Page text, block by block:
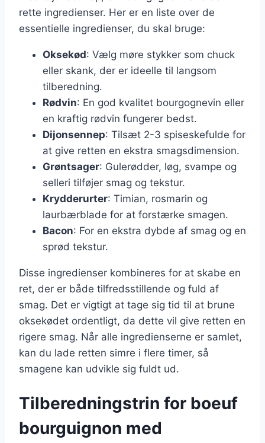
rette ingredienser. Her er en liste over de
essentielle ingredienser, du skal bruge:
Oksekød: Vælg møre stykker som chuck
eller skank, der er ideelle til langsom
tilberedning.
Rødvin: En god kvalitet bourgognevin eller
en kraftig rødvin fungerer bedst.
Dijonsennep: Tilsæt 2-3 spiseskefulde for
at give retten en ekstra smagsdimension.
Grøntsager: Gulerødder, løg, svampe og
selleri tilføjer smag og tekstur.
Krydderurter: Timian, rosmarin og
laurbærblade for at forstærke smagen.
Bacon: For en ekstra dybde af smag og en
sprød tekstur.
Disse ingredienser kombineres for at skabe en
ret, der er både tilfredsstillende og fuld af
smag. Det er vigtigt at tage sig tid til at brune
oksekødet ordentligt, da dette vil give retten en
rigere smag. Når alle ingredienserne er samlet,
kan du lade retten simre i flere timer, så
smagene kan udvikle sig fuldt ud.
Tilberedningstrin for boeuf
bourguignon med